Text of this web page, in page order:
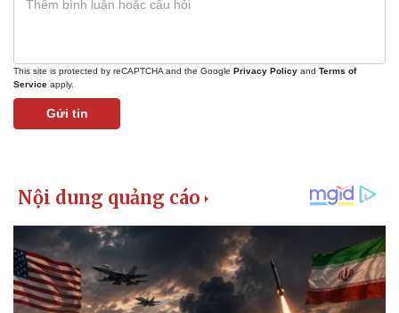
This site is protected by reCAPTCHA and the Google Privacy Policy and Terms of
Service apply.
Gửi tin